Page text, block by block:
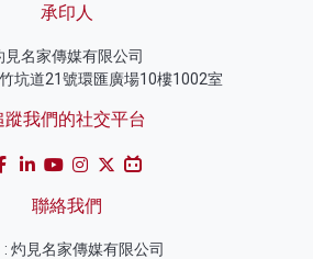
承印人
見名家傳媒有限公司
坑道21號環匯廣場10樓1002室
蹤我們的社交平台
聯絡我們
: 灼見名家傳媒有限公司